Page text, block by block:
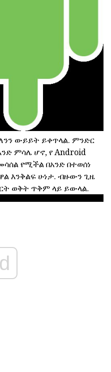
ውይይት ይቀጥላል. ምንድር
ምሳሌ ሆኖ, የ Android
የሚችል በአንድ በተወሰነ
እንቅልፍ ሁነታ. ብዙውን ጊዜ
ወቅት ጥቅም ላይ ይውላል.